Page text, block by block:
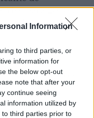
Information
to third parties, or
information for
the below opt-out
note that after your
continue seeing
information utilized by
third parties prior to
para 2030 y
el clima en 2040.
Artículo siguiente
El BCE seguirá
comprando en 2022 y
reanudaría el PEPP si es
necesario, según
Guindos